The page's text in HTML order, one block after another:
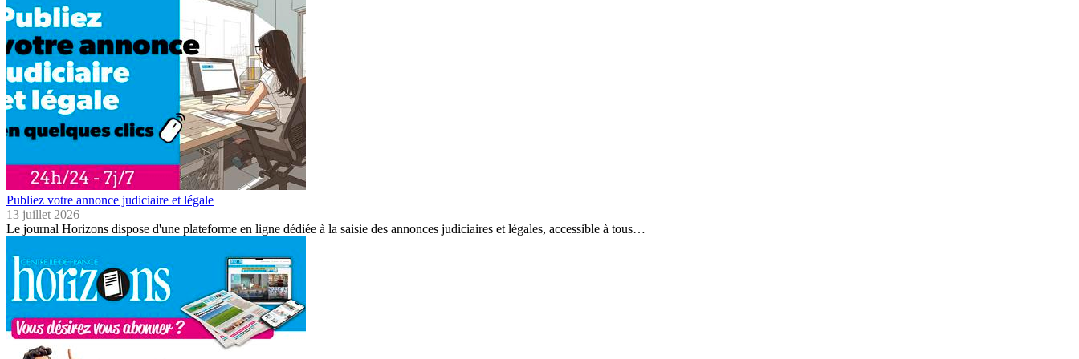
Publiez votre annonce judiciaire et légale
13 juillet 2026
Le journal Horizons dispose d'une plateforme en ligne dédiée à la saisie des annonces judiciaires et légales, accessible à tous…